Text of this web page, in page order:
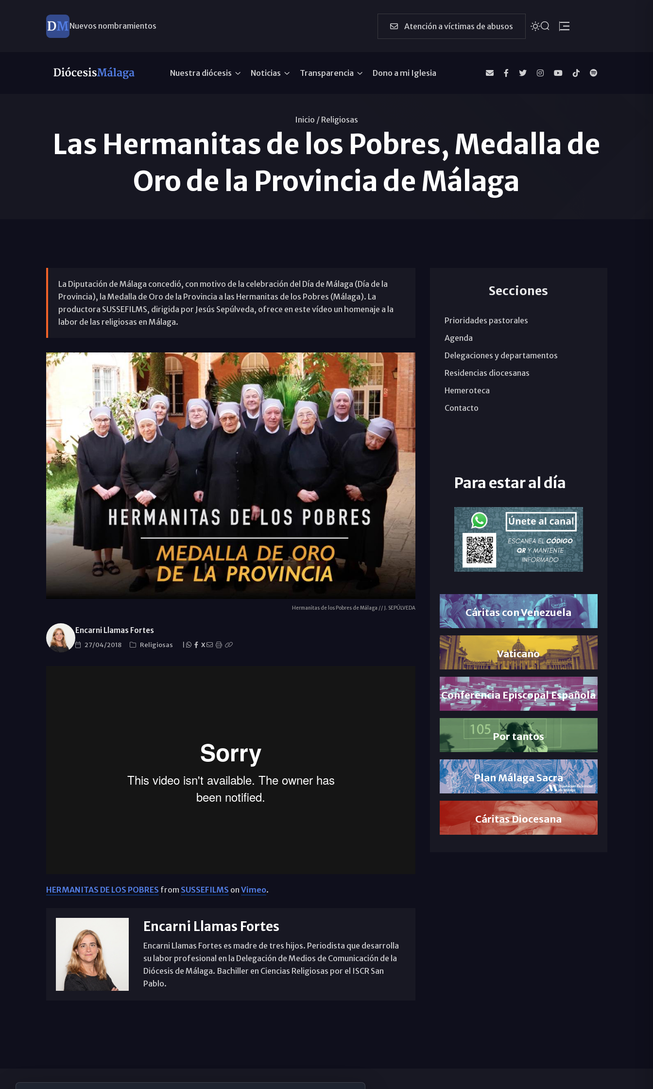
Nuevos nombramientos Atención a víctimas de abusos
Nuestra diócesis Noticias Transparencia Dono a mi Iglesia
Inicio / Religiosas
Las Hermanitas de los Pobres, Medalla de
Oro de la Provincia de Málaga
La Diputación de Málaga concedió, con motivo de la celebración del Día de Málaga (Día de la
Provincia), la Medalla de Oro de la Provincia a las Hermanitas de los Pobres (Málaga). La
productora SUSSEFILMS, dirigida por Jesús Sepúlveda, ofrece en este vídeo un homenaje a la
labor de las religiosas en Málaga.
Hermanitas de los Pobres de Málaga // J. SEPÚLVEDA
Encarni Llamas Fortes
27/04/2018 Religiosas X
HERMANITAS DE LOS POBRES from SUSSEFILMS on Vimeo.
Encarni Llamas Fortes
Encarni Llamas Fortes es madre de tres hijos. Periodista que desarrolla
su labor profesional en la Delegación de Medios de Comunicación de la
Diócesis de Málaga. Bachiller en Ciencias Religiosas por el ISCR San
Pablo.
Secciones
Prioridades pastorales
Agenda
Delegaciones y departamentos
Residencias diocesanas
Hemeroteca
Contacto
Para estar al día
Cáritas con Venezuela
Vaticano
Conferencia Episcopal Española
Por tantos
Plan Málaga Sacra
Cáritas Diocesana